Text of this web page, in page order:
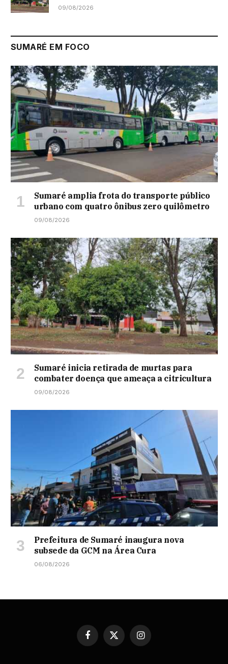
09/08/2026
SUMARÉ EM FOCO
Sumaré amplia frota do transporte público
urbano com quatro ônibus zero quilômetro
09/08/2026
Sumaré inicia retirada de murtas para
combater doença que ameaça a citricultura
09/08/2026
Prefeitura de Sumaré inaugura nova
subsede da GCM na Área Cura
06/08/2026
Facebook
X
(Twitter)
Instagram